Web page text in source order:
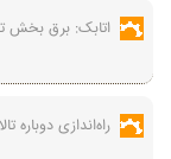
اتابک: برق بخش
راه‌اندازی